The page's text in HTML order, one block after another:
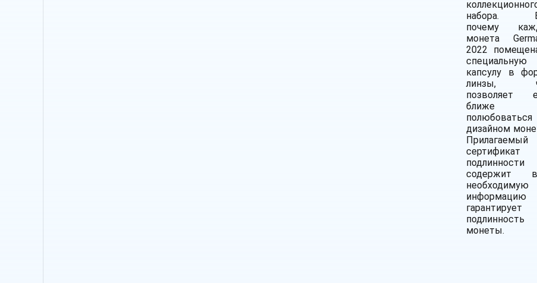
набора.
почему
монета
2022
специальную
капсулу в
линзы,
позволяет
ближе
полюбоваться
дизайном
Прилагаемый
сертификат
подлинности
содержит
необходимую
гарантирует
подлинность
монеты.